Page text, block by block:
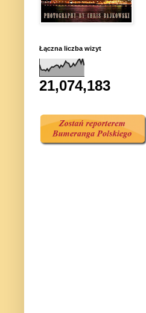
Łączna liczba wizyt
21,074,183